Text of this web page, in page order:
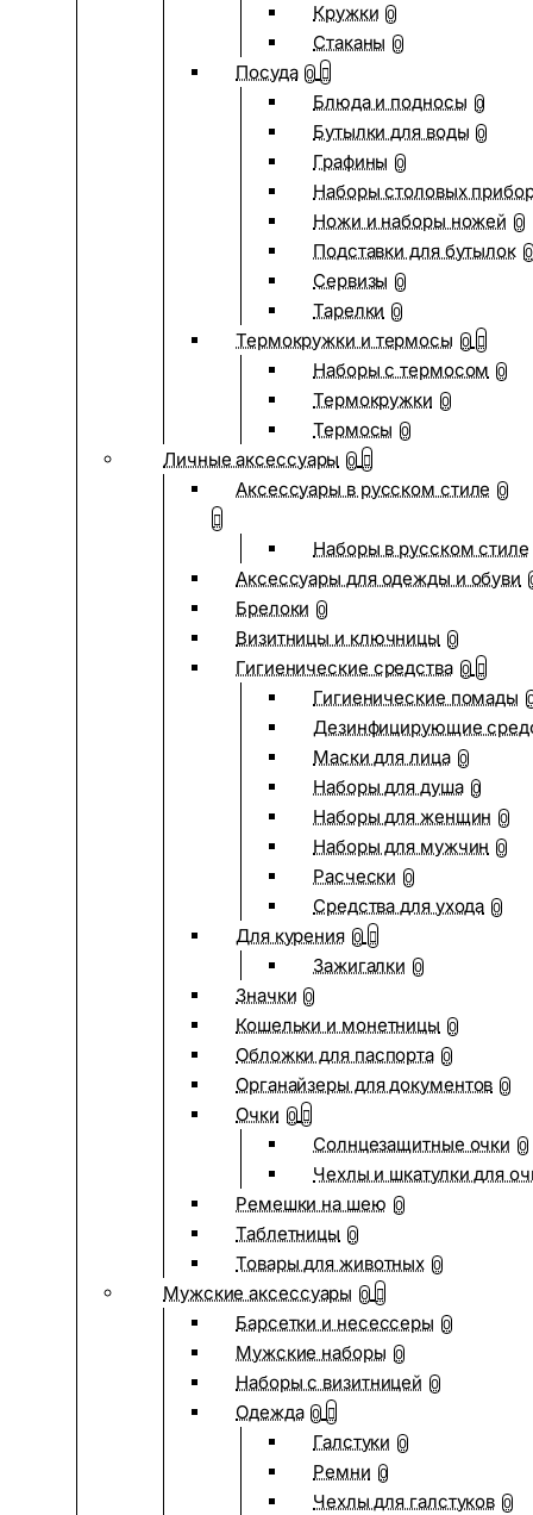
Кружки 0
Стаканы 0
Посуда 0
Блюда и подносы 0
Бутылки для воды 0
Графины 0
Наборы столовых
Ножи и наборы ножей 0
Подставки для бутылок 0
Сервизы 0
Тарелки 0
Термокружки и термосы 0
Наборы с термосом 0
Термокружки 0
Термосы 0
Личные аксессуары 0
Аксессуары в русском стиле 0
Наборы в русском стиле
Аксессуары для одежды и обуви
Брелоки 0
Визитницы и ключницы 0
Гигиенические средства 0
Гигиенические помады
Дезинфицирующие
Маски для лица 0
Наборы для душа 0
Наборы для женщин 0
Наборы для мужчин 0
Расчески 0
Средства для ухода 0
Для курения 0
Зажигалки 0
Значки 0
Кошельки и монетницы 0
Обложки для паспорта 0
Органайзеры для документов 0
Очки 0
Солнцезащитные очки 0
Чехлы и шкатулки для
Ремешки на шею 0
Таблетницы 0
Товары для животных 0
Мужские аксессуары 0
Барсетки и несессеры 0
Мужские наборы 0
Наборы с визитницей 0
Одежда 0
Галстуки 0
Ремни 0
Чехлы для галстуков 0